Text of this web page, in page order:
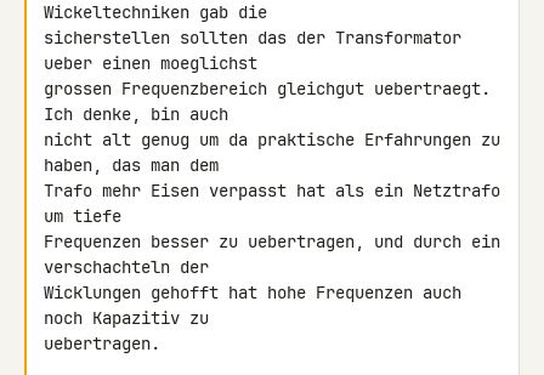
Wickeltechniken gab die
sicherstellen sollten das der Transformator
ueber einen moeglichst
grossen Frequenzbereich gleichgut uebertraegt.
Ich denke, bin auch
nicht alt genug um da praktische Erfahrungen zu
haben, das man dem
Trafo mehr Eisen verpasst hat als ein Netztrafo
um tiefe
Frequenzen besser zu uebertragen, und durch ein
verschachteln der
Wicklungen gehofft hat hohe Frequenzen auch
noch Kapazitiv zu
uebertragen.